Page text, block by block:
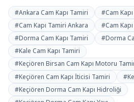
#Ankara Cam Kapı Tamiri
#Cam
#Cam Kapı Tamiri Ankara
#Cam
#Dorma Cam Kapı Tamiri
#Dorma
#Kale Cam Kapı Tamiri
#Keçiören Birsan Cam Kapı Motoru
#Keçiören Cam Kapı İticisi Tamiri
#Keçiören Dorma Cam Kapı Hidroliği